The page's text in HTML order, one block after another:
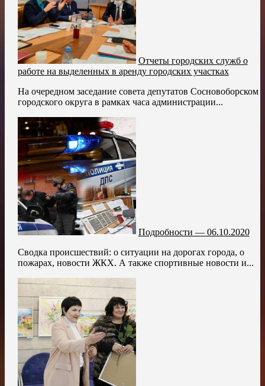
Отчеты городских служб о
работе на выделенных в аренду городских участках
На очередном заседание совета депутатов Сосновоборском
городского округа в рамках часа администрации...
Подробности — 06.10.2020
Сводка происшествий: о ситуации на дорогах города, о
пожарах, новости ЖКХ. А также спортивные новости и...